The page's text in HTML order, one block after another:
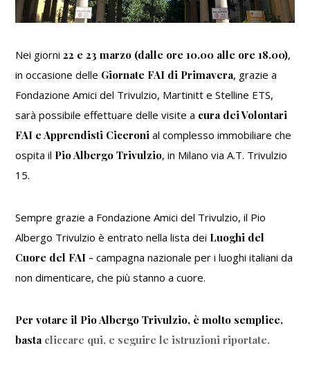
Nei giorni22 e 23 marzo (dalle ore 10.00 alle ore 18.00),
in occasione delle Giornate FAI di Primavera, grazie a
Fondazione Amici del Trivulzio, Martinitt e Stelline ETS,
sarà possibile effettuare delle visite a cura dei Volontari
FAI e Apprendisti Ciceroni al complesso immobiliare che
ospita il Pio Albergo Trivulzio, in Milano via A.T. Trivulzio
15.
Sempre grazie a Fondazione Amici del Trivulzio, il Pio
Albergo Trivulzio è entrato nella lista dei Luoghi del
Cuore del FAI - campagna nazionale per i luoghi italiani da
non dimenticare, che più stanno a cuore.
Per votare il Pio Albergo Trivulzio, è molto semplice,
basta cliccare qui, e seguire le istruzioni riportate.